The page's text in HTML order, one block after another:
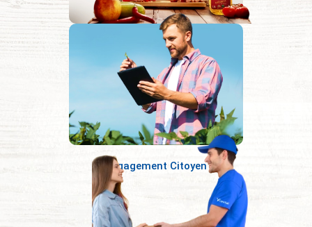
Client au cœur de nos
préoccupations
Engagement Citoyen